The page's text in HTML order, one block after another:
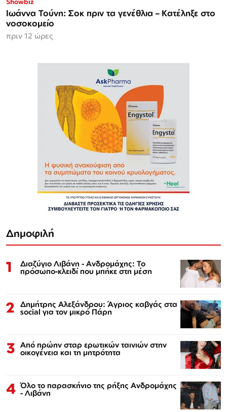
Showbiz
Ιωάννα Τούνη: Σοκ πριν τα γενέθλια – Κατέληξε στο
νοσοκομείο
πριν 12 ώρες
Δημοφιλή
1 Διαζύγιο Λιβάνη - Ανδρομάχης: Το
πρόσωπο-κλειδί που μπήκε στη μέση
2 Δημήτρης Αλεξάνδρου: Άγριος καβγάς στα
social για τον μικρό Πάρη
3 Από πρώην σταρ ερωτικών ταινιών στην
οικογένεια και τη μητρότητα
4 Όλο το παρασκήνιο της ρήξης Ανδρομάχης
- Λιβάνη